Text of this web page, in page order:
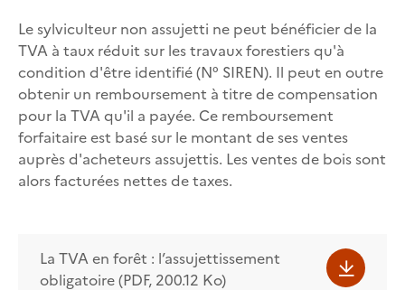
Le sylviculteur non assujetti ne peut bénéficier de la
TVA à taux réduit sur les travaux forestiers qu'à
condition d'être identifié (N° SIREN). Il peut en outre
obtenir un remboursement à titre de compensation
pour la TVA qu'il a payée. Ce remboursement
forfaitaire est basé sur le montant de ses ventes
auprès d'acheteurs assujettis. Les ventes de bois sont
alors facturées nettes de taxes.
La TVA en forêt : l’assujettissement
obligatoire (PDF, 200.12 Ko)